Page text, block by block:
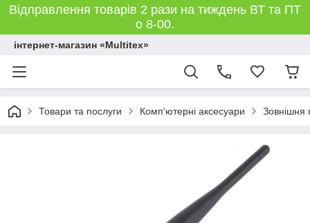
Відправлення товарів 2 рази на тиждень ВТ та ПТ
о 8-00.
інтернет-магазин «Multitex»
Товари та послуги Комп'ютерні аксесуари Зовнішня